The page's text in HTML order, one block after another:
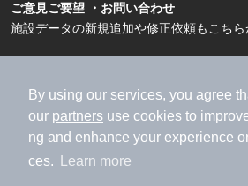
By using our services, you agree
our partners use cookies to
ng and enhance your experience
ces.
Learn more
ご意見ご要望 ・お問い合わせ
施設データの新規追加や修正依頼もこちら
加盟店募集（資料請求）
広告
利用規約
ライフスタイル
特定商取引法に基づく表記
ヘ
運営会社